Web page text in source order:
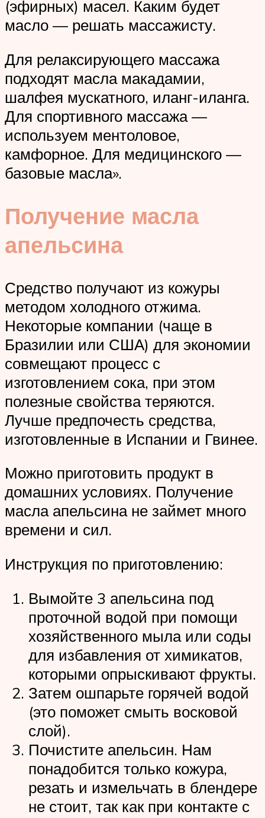
(эфирных) масел. Каким будет
масло — решать массажисту.
Для релаксирующего массажа
подходят масла макадамии,
шалфея мускатного, иланг-иланга.
Для спортивного массажа —
используем ментоловое,
камфорное. Для медицинского —
базовые масла».
Получение масла
апельсина
Средство получают из кожуры
методом холодного отжима.
Некоторые компании (чаще в
Бразилии или США) для экономии
совмещают процесс с
изготовлением сока, при этом
полезные свойства теряются.
Лучше предпочесть средства,
изготовленные в Испании и Гвинее.
Можно приготовить продукт в
домашних условиях. Получение
масла апельсина не займет много
времени и сил.
Инструкция по приготовлению:
Вымойте 3 апельсина под
проточной водой при помощи
хозяйственного мыла или соды
для избавления от химикатов,
которыми опрыскивают фрукты.
Затем ошпарьте горячей водой
(это поможет смыть восковой
слой).
Почистите апельсин. Нам
понадобится только кожура,
резать и измельчать в блендере
не стоит, так как при контакте с